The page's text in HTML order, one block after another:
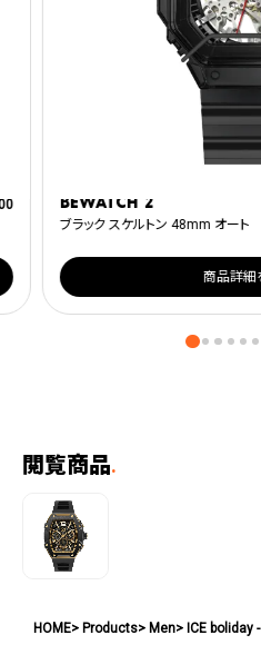
BEWATCH 2
ブラック スケルトン 48mm オート
商品詳細
閲覧商品.
HOME Products Men ICE boliday -